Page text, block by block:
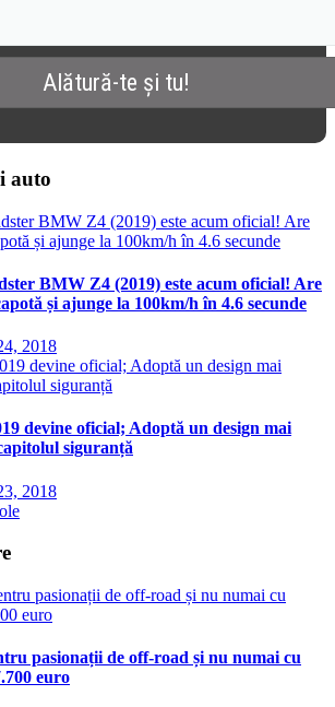
auto
BMW Z4 (2019) este acum oficial! Are
și ajunge la 100km/h în 4.6 secunde
2018
devine oficial; Adoptă un design mai
siguranță
2018
pasionații de off-road și nu numai cu
euro